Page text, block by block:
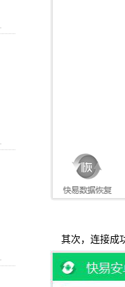
其次，连接成